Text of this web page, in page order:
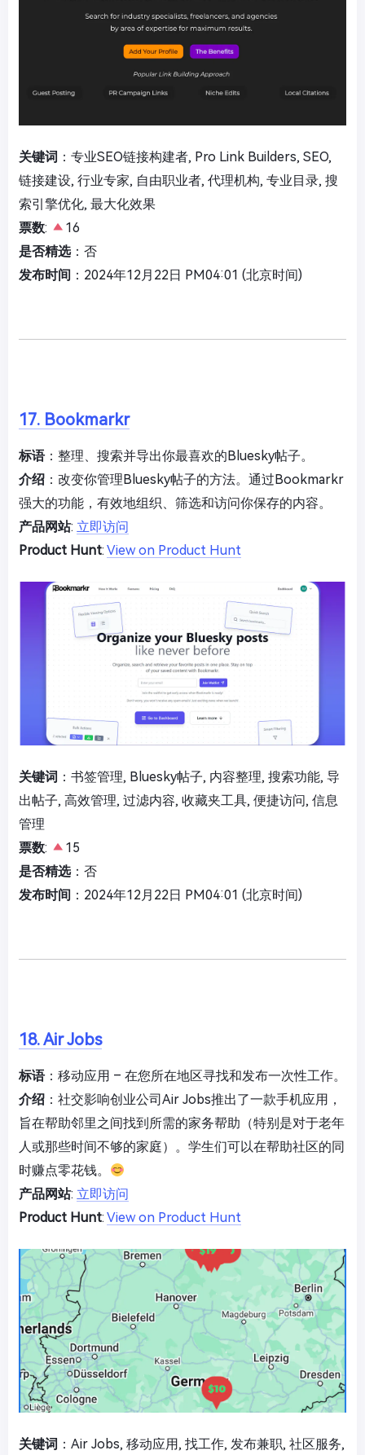
关键词 ：专业SEO链接构建者, Pro Link Builders, SEO,
链接建设, 行业专家, 自由职业者, 代理机构, 专业目录, 搜
索引擎优化, 最大化效果
票数:
16
是否精选：否
发布时间 ：2024年12月22日 PM04:01 (北京时间)
17. Bookmarkr
标语：整理、搜索并导出你最喜欢的Bluesky帖子。
介绍 ：改变你管理Bluesky帖子的方法。通过Bookmarkr
强大的功能，有效地组织、筛选和访问你保存的内容。
产品网站: 立即访问
Product Hunt: View on Product Hunt
关键词 ：书签管理, Bluesky帖子, 内容整理, 搜索功能, 导
出帖子, 高效管理, 过滤内容, 收藏夹工具, 便捷访问, 信息
管理
票数:
15
是否精选：否
发布时间 ：2024年12月22日 PM04:01 (北京时间)
18. Air Jobs
标语：移动应用 – 在您所在地区寻找和发布一次性工作。
介绍 ：社交影响创业公司Air Jobs推出了一款手机应用，
旨在帮助邻里之间找到所需的家务帮助（特别是对于老年
人或那些时间不够的家庭）。学生们可以在帮助社区的同
时赚点零花钱。
产品网站: 立即访问
Product Hunt: View on Product Hunt
关键词 ：Air Jobs, 移动应用, 找工作, 发布兼职, 社区服务,